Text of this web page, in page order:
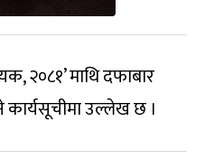
२०८१’ माथि दफाबार
उल्लेख छ ।